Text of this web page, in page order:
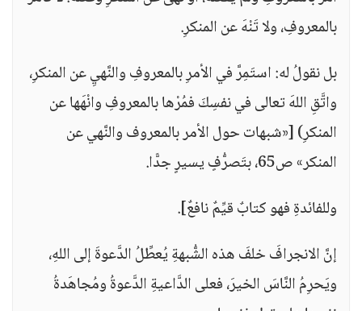
بالمعروفِ، ولا تَنْهَ عن المنكرِ.
بل نقولُ له: استَمِرَّ في الأمرِ بالمعروفِ والنَّهيِ عن المنكرِ،
واتَّقِ اللهَ تعالى في نفسِكَ فمُرْها بالمعروفِ وانْهَها عن
المنكرِ) [«شبهات حول الأمر بالمعروف والنَّهي عن
المنكر» ص65، بتَصرُّفٍ يسيرٍ جدًّا.
وللفائدةِ فهو كتابٌ قيِّمٌ نافعٌ].
إنَّ الانجرافَ خلفَ هذه الشُّبهةِ يُعطِّلُ الدَّعوةَ إلى اللهِ،
ويَحرِمُ النَّاسَ الخيرَ، فعلى الدَّاعيةِ الدَّعوةُ ومُجاهَدةُ